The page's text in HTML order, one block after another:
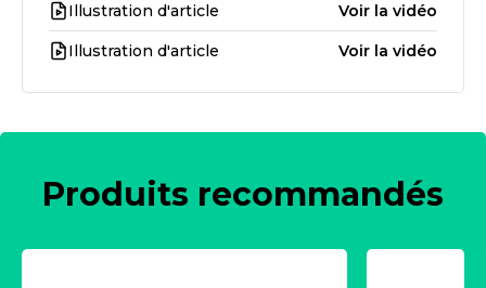
Illustration d'article Voir la vidéo
Illustration d'article Voir la vidéo
Produits recommandés